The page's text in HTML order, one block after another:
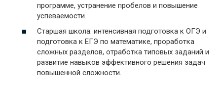
программе, устранение пробелов и повышение
успеваемости.
Старшая школа: интенсивная подготовка к ОГЭ и
подготовка к ЕГЭ по математике, проработка
сложных разделов, отработка типовых заданий и
развитие навыков эффективного решения задач
повышенной сложности.